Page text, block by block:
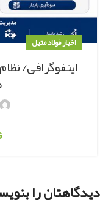
اخبار فولاد متیل
اینفوگرافی/
دیدگاهتان را